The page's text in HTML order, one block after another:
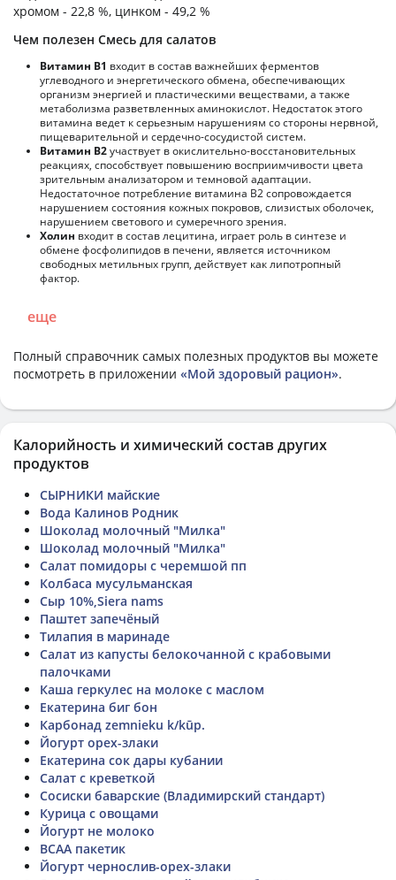
хромом - 22,8 %, цинком - 49,2 %
Чем полезен Смесь для салатов
Витамин В1 входит в состав важнейших ферментов
углеводного и энергетического обмена, обеспечивающих
организм энергией и пластическими веществами, а также
метаболизма разветвленных аминокислот. Недостаток этого
витамина ведет к серьезным нарушениям со стороны нервной,
пищеварительной и сердечно-сосудистой систем.
Витамин В2участвует в окислительно-восстановительных
реакциях, способствует повышению восприимчивости цвета
зрительным анализатором и темновой адаптации.
Недостаточное потребление витамина В2 сопровождается
нарушением состояния кожных покровов, слизистых оболочек,
нарушением светового и сумеречного зрения.
Холин входит в состав лецитина, играет роль в синтезе и
обмене фосфолипидов в печени, является источником
свободных метильных групп, действует как липотропный
фактор.
еще
Полный справочник самых полезных продуктов вы можете
посмотреть в приложении «Мой здоровый рацион».
Калорийность и химический состав других
продуктов
СЫРНИКИ майские
Вода Калинов Родник
Шоколад молочный "Милка"
Шоколад молочный "Милка"
Салат помидоры с черемшой пп
Колбаса мусульманская
Сыр 10%,Siera nams
Паштет запечëный
Тилапия в маринаде
Салат из капусты белокочанной с крабовыми
палочками
Каша геркулес на молоке с маслом
Екатерина биг бон
Карбонад zemnieku k/kūp.
Йогурт орех-злаки
Екатерина сок дары кубании
Салат с креветкой
Сосиски баварские (Владимирский стандарт)
Курица с овощами
Йогурт не молоко
BCAA пакетик
Йогурт чернослив-орех-злаки